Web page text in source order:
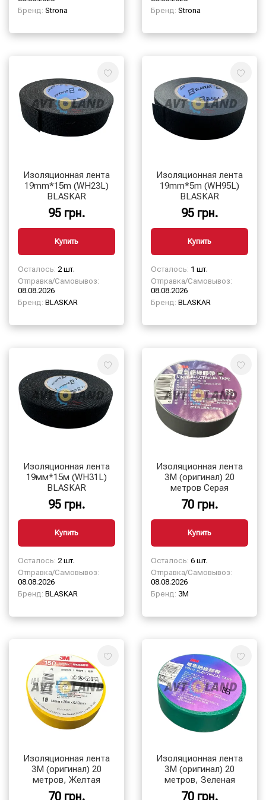
Бренд: Strona
Бренд: Strona
Изоляционная лента
19mm*15m (WH23L)
BLASKAR
95 грн.
Купить
Осталось: 2 шт.
Отправка/Самовывоз:
08.08.2026
Бренд: BLASKAR
Изоляционная лента
19mm*5m (WH95L)
BLASKAR
95 грн.
Купить
Осталось: 1 шт.
Отправка/Самовывоз:
08.08.2026
Бренд: BLASKAR
Изоляционная лента
19мм*15м (WH31L)
BLASKAR
95 грн.
Купить
Осталось: 2 шт.
Отправка/Самовывоз:
08.08.2026
Бренд: BLASKAR
Изоляционная лента
3М (оригинал) 20
метров Серая
70 грн.
Купить
Осталось: 6 шт.
Отправка/Самовывоз:
08.08.2026
Бренд: 3М
Изоляционная лента
3М (оригинал) 20
метров, Желтая
70 грн.
Изоляционная лента
3М (оригинал) 20
метров, Зеленая
70 грн.